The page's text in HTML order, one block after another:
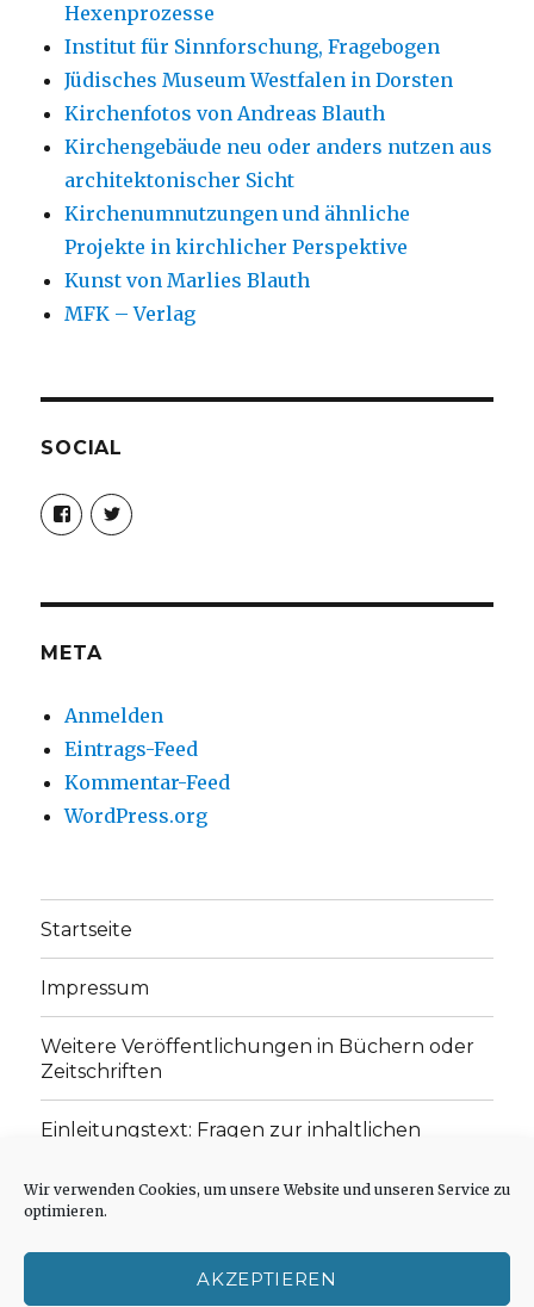
Wir verwenden Cookies, um unsere Website und unseren Service zu
optimieren.
AKZEPTIEREN
Hexenprozesse
Institut für Sinnforschung, Fragebogen
Jüdisches Museum Westfalen in Dorsten
Kirchenfotos von Andreas Blauth
Kirchengebäude neu oder anders nutzen aus
architektonischer Sicht
Kirchenumnutzungen und ähnliche
Projekte in kirchlicher Perspektive
Kunst von Marlies Blauth
MFK – Verlag
SOCIAL
Profil
von
christoph.fleischer1
anzeigen
Profil
von
anzeigen
META
Anmelden
Eintrags-Feed
Kommentar-Feed
WordPress.org
Startseite
Impressum
Weitere Veröffentlichungen in Büchern oder
Zeitschriften
Einleitungstext: Fragen zur inhaltlichen
„schwachen Glaubens“